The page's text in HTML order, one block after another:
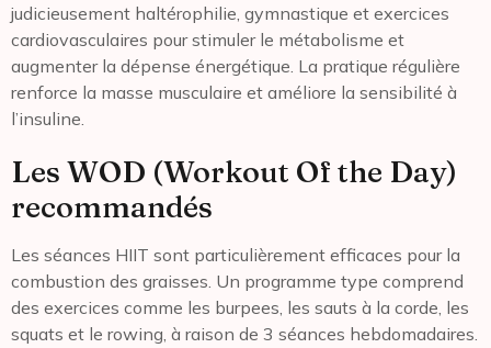
judicieusement haltérophilie, gymnastique et exercices
cardiovasculaires pour stimuler le métabolisme et
augmenter la dépense énergétique. La pratique régulière
renforce la masse musculaire et améliore la sensibilité à
l’insuline.
Les WOD (Workout Of the Day)
recommandés
Les séances HIIT sont particulièrement efficaces pour la
combustion des graisses. Un programme type comprend
des exercices comme les burpees, les sauts à la corde, les
squats et le rowing, à raison de 3 séances hebdomadaires.